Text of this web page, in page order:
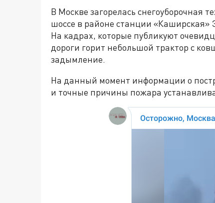
В Москве загорелась
шоссе в районе станции
На кадрах, которые публикуют
дороги горит небольшой трактор с
задымление.
На данный момент информации о
и точные причины пожара